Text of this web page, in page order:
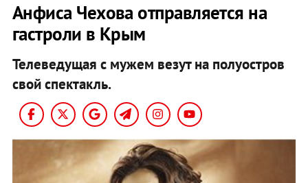
Анфиса Чехова отправляется на
гастроли в Крым
Телеведущая с мужем везут на полуостров
свой спектакль.